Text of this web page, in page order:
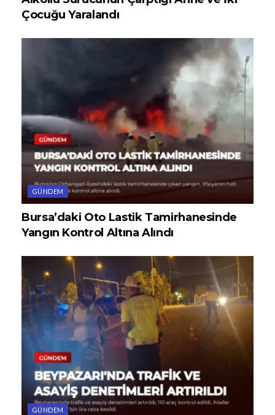
Çocuğu Yaralandı
GÜNDEM
Bursa’daki Oto Lastik Tamirhanesinde
Yangın Kontrol Altına Alındı
GÜNDEM